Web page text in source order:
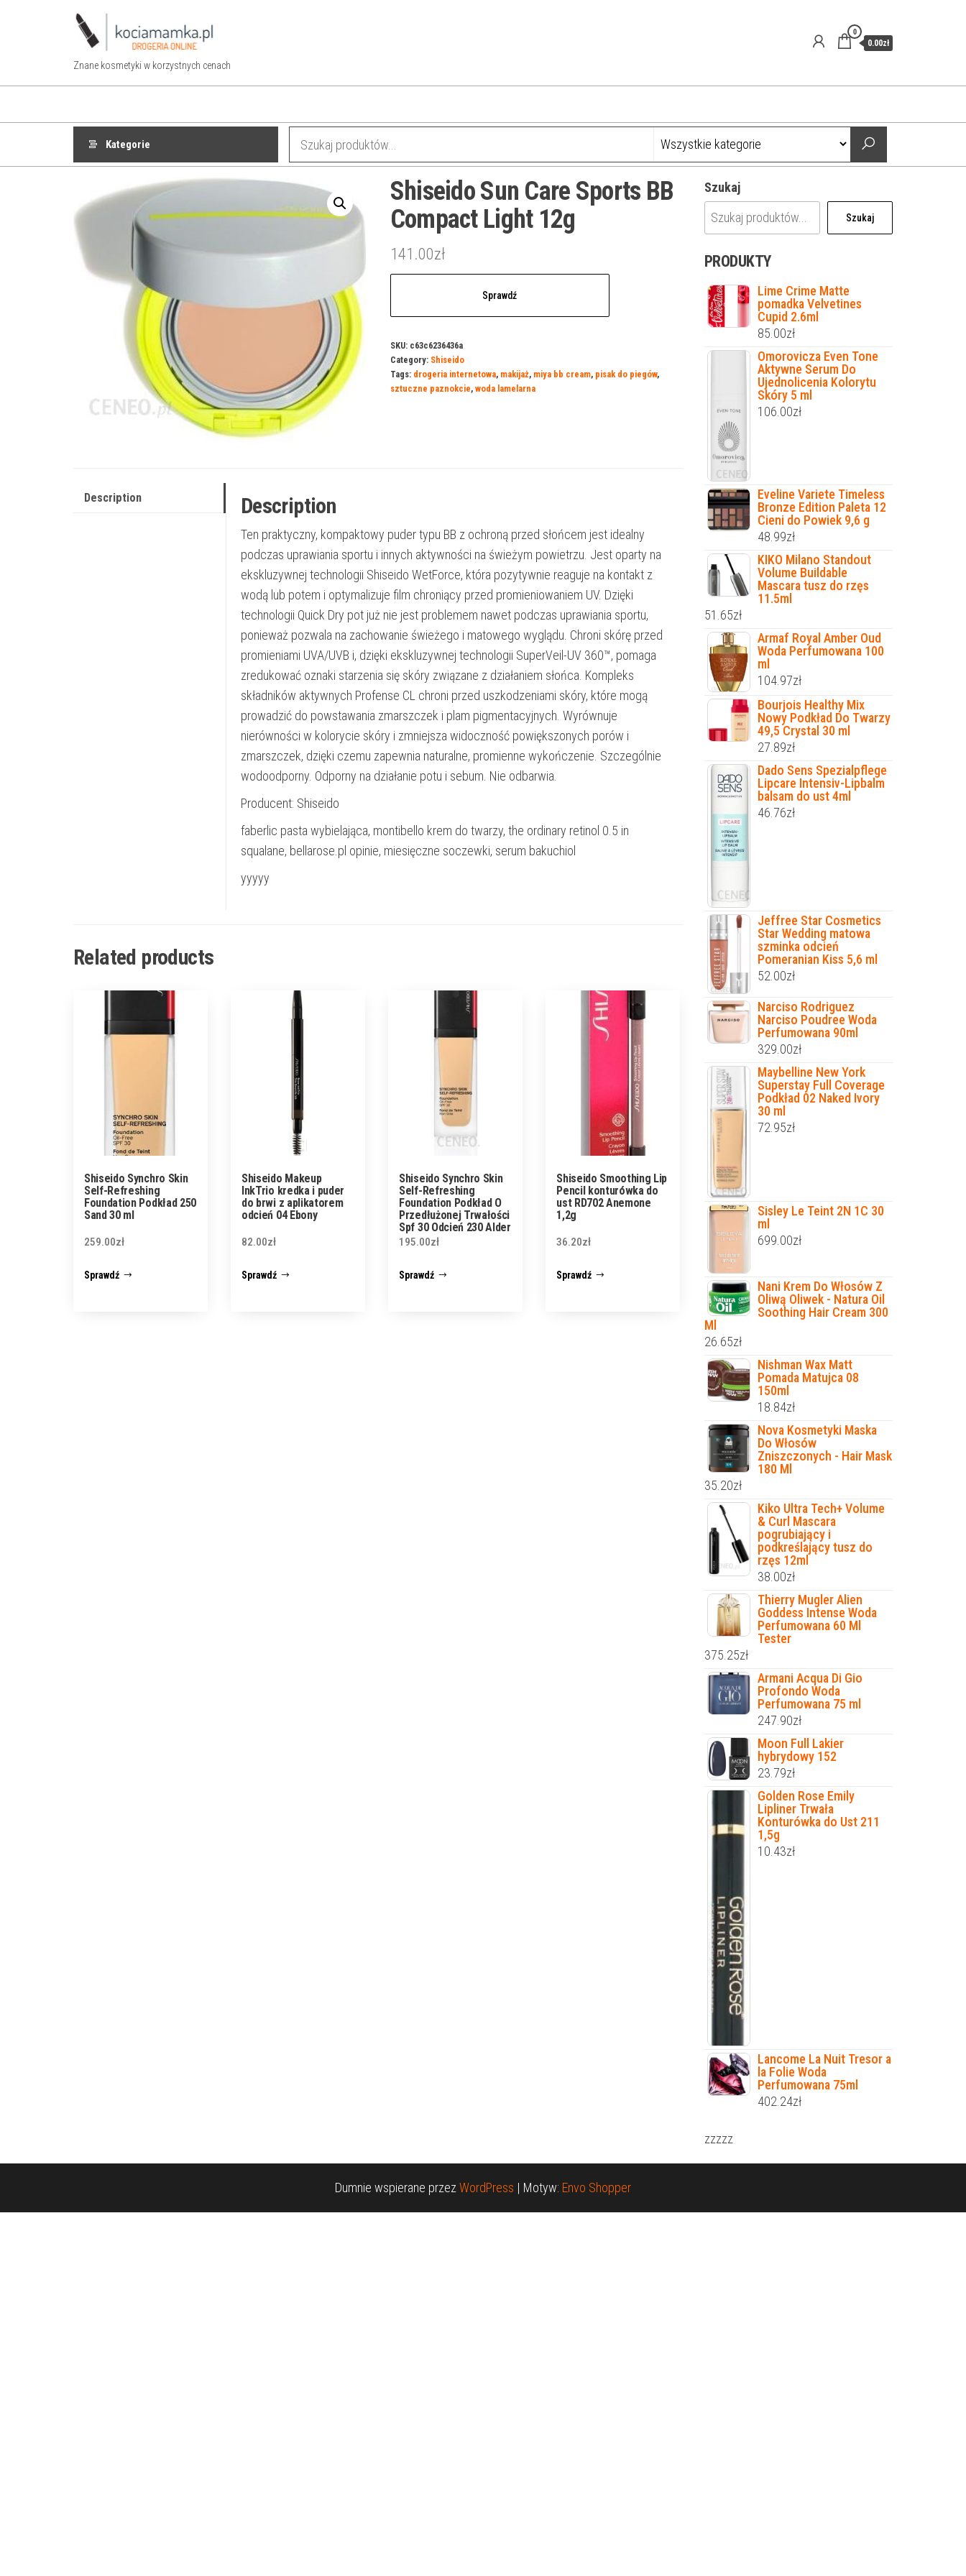
Znane kosmetyki w korzystnych cenach
0
0.00zł
Kategorie
Shiseido Sun Care Sports BB
Compact Light 12g
141.00zł
Sprawdź
SKU: c63c6236436a
Category: Shiseido
Tags: drogeria internetowa, makijaż, miya bb cream, pisak do piegów,
sztuczne paznokcie, woda lamelarna
Description Description
Ten praktyczny, kompaktowy puder typu BB z ochroną przed słońcem jest idealny
podczas uprawiania sportu i innych aktywności na świeżym powietrzu. Jest oparty na
ekskluzywnej technologii Shiseido WetForce, która pozytywnie reaguje na kontakt z
wodą lub potem i optymalizuje film chroniący przed promieniowaniem UV. Dzięki
technologii Quick Dry pot już nie jest problemem nawet podczas uprawiania sportu,
ponieważ pozwala na zachowanie świeżego i matowego wyglądu. Chroni skórę przed
promieniami UVA/UVB i, dzięki ekskluzywnej technologii SuperVeil-UV 360™, pomaga
zredukować oznaki starzenia się skóry związane z działaniem słońca. Kompleks
składników aktywnych Profense CL chroni przed uszkodzeniami skóry, które mogą
prowadzić do powstawania zmarszczek i plam pigmentacyjnych. Wyrównuje
nierówności w kolorycie skóry i zmniejsza widoczność powiększonych porów i
zmarszczek, dzięki czemu zapewnia naturalne, promienne wykończenie. Szczególnie
wodoodporny. Odporny na działanie potu i sebum. Nie odbarwia.
Producent: Shiseido
faberlic pasta wybielająca, montibello krem do twarzy, the ordinary retinol 0.5 in
squalane, bellarose.pl opinie, miesięczne soczewki, serum bakuchiol
yyyyy
Related products
Shiseido Synchro Skin
Self-Refreshing
Foundation Podkład 250
Sand 30 ml
259.00zł
Sprawdź
Shiseido Makeup
InkTrio kredka i puder
do brwi z aplikatorem
odcień 04 Ebony
82.00zł
Sprawdź
Shiseido Synchro Skin
Self-Refreshing
Foundation Podkład O
Przedłużonej Trwałości
Spf 30 Odcień 230 Alder
30 ml
195.00zł
Sprawdź
Shiseido Smoothing Lip
Pencil konturówka do
ust RD702 Anemone
1,2g
36.20zł
Sprawdź
Szukaj
Szukaj
PRODUKTY
Lime Crime Matte
pomadka Velvetines
Cupid 2.6ml
85.00zł
Omorovicza Even Tone
Aktywne Serum Do
Ujednolicenia Kolorytu
Skóry 5 ml
106.00zł
Eveline Variete Timeless
Bronze Edition Paleta 12
Cieni do Powiek 9,6 g
48.99zł
KIKO Milano Standout
Volume Buildable
Mascara tusz do rzęs
11.5ml
51.65zł
Armaf Royal Amber Oud
Woda Perfumowana 100
ml
104.97zł
Bourjois Healthy Mix
Nowy Podkład Do Twarzy
49,5 Crystal 30 ml
27.89zł
Dado Sens Spezialpflege
Lipcare Intensiv-Lipbalm
balsam do ust 4ml
46.76zł
Jeffree Star Cosmetics
Star Wedding matowa
szminka odcień
Pomeranian Kiss 5,6 ml
52.00zł
Narciso Rodriguez
Narciso Poudree Woda
Perfumowana 90ml
329.00zł
Maybelline New York
Superstay Full Coverage
Podkład 02 Naked Ivory
30 ml
72.95zł
Sisley Le Teint 2N 1C 30
ml
699.00zł
Nani Krem Do Włosów Z
Oliwą Oliwek - Natura Oil
Soothing Hair Cream 300
Ml
26.65zł
Nishman Wax Matt
Pomada Matujca 08
150ml
18.84zł
Nova Kosmetyki Maska
Do Włosów
Zniszczonych - Hair Mask
180 Ml
35.20zł
Kiko Ultra Tech+ Volume
& Curl Mascara
pogrubiający i
podkreślający tusz do
rzęs 12ml
38.00zł
Thierry Mugler Alien
Goddess Intense Woda
Perfumowana 60 Ml
Tester
375.25zł
Armani Acqua Di Gio
Profondo Woda
Perfumowana 75 ml
247.90zł
Moon Full Lakier
hybrydowy 152
23.79zł
Golden Rose Emily
Lipliner Trwała
Konturówka do Ust 211
1,5g
10.43zł
Lancome La Nuit Tresor a
la Folie Woda
Perfumowana 75ml
402.24zł
zzzzz
Dumnie wspierane przezWordPress | Motyw: Envo Shopper